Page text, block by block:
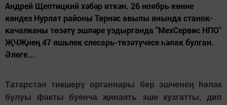
Андрей Щептицкий хәбәр иткән. 26 ноябрь көнне
көндез Нурлат районы Төрнәс авылы янында станок-
качалканы төзәтү эшләре уздырганда "МехСервис НПО"
ҖЧҖнең 47 яшьлек слесарь-төзәтүчесе һәлак булган.
Әлеге...
Татарстан тикшерү органнары бер эшченең һәлак
булуы факты буенча җинаять эше кузгатты, дип